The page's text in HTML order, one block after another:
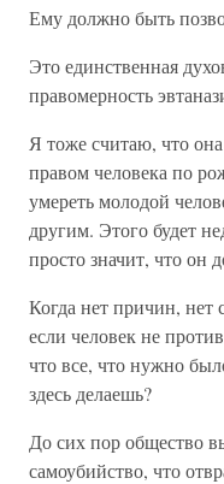
Ему должно быть
Это единственная
правомерность
Я тоже считаю, что
правом человека по
умереть молодой
другим. Этого будет
просто значит, что он
Когда нет причин, нет
если человек не
что все, что нужно
здесь делаешь?
До сих пор общество
самоубийство, что